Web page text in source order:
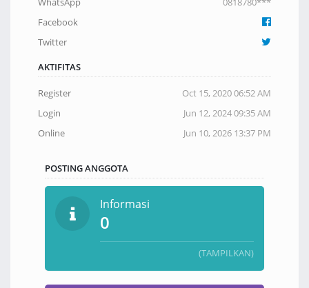
Facebook
Twitter
AKTIFITAS
Register
Oct 15, 2020 06:52 AM
Login
Jun 12, 2024 09:35 AM
Online
Jun 10, 2026 13:37 PM
POSTING ANGGOTA
Informasi
0
(TAMPILKAN)